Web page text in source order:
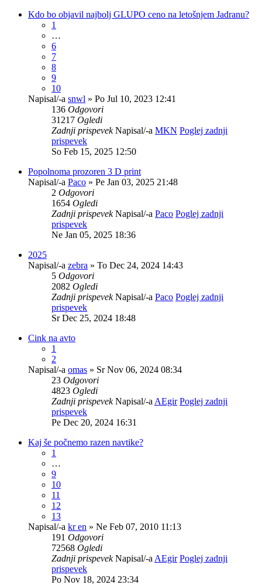
Kdo bo objavil najbolj GLUPO ceno na letošnjem Jadranu?
1
…
6
7
8
9
10
Napisal/-a snwl » Po Jul 10, 2023 12:41
136 Odgovori
31217 Ogledi
Zadnji prispevekNapisal/-a MKN Poglej zadnji
prispevek
So Feb 15, 2025 12:50
Popolnoma prozoren 3 D print
Napisal/-a Paco » Pe Jan 03, 2025 21:48
2 Odgovori
1654 Ogledi
Zadnji prispevekNapisal/-a Paco Poglej zadnji
prispevek
Ne Jan 05, 2025 18:36
2025
Napisal/-a zebra » To Dec 24, 2024 14:43
5 Odgovori
2082 Ogledi
Zadnji prispevekNapisal/-a Paco Poglej zadnji
prispevek
Sr Dec 25, 2024 18:48
Cink na avto
1
2
Napisal/-a omas » Sr Nov 06, 2024 08:34
23 Odgovori
4823 Ogledi
Zadnji prispevekNapisal/-a AEgir Poglej zadnji
prispevek
Pe Dec 20, 2024 16:31
Kaj še počnemo razen navtike?
1
…
9
10
11
12
13
Napisal/-a kr en » Ne Feb 07, 2010 11:13
191 Odgovori
72568 Ogledi
Zadnji prispevekNapisal/-a AEgir Poglej zadnji
prispevek
Po Nov 18, 2024 23:34